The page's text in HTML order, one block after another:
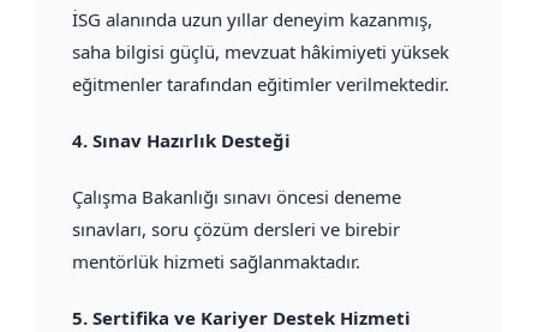
İSG alanında uzun yıllar deneyim kazanmış,
saha bilgisi güçlü, mevzuat hâkimiyeti yüksek
eğitmenler tarafından eğitimler verilmektedir.
4. Sınav Hazırlık Desteği
Çalışma Bakanlığı sınavı öncesi deneme
sınavları, soru çözüm dersleri ve birebir
mentörlük hizmeti sağlanmaktadır.
5. Sertifika ve Kariyer Destek Hizmeti